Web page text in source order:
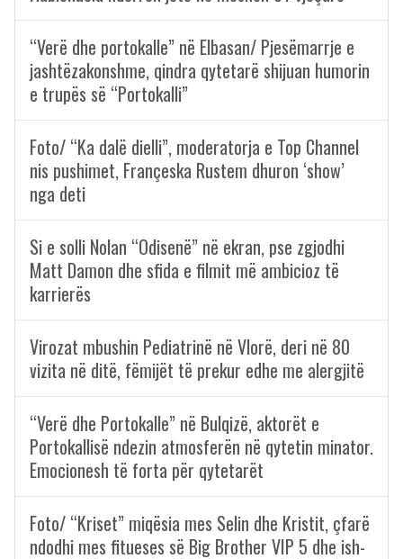
“Verë dhe portokalle” në Elbasan/ Pjesëmarrje e
jashtëzakonshme, qindra qytetarë shijuan humorin
e trupës së “Portokalli”
Foto/ “Ka dalë dielli”, moderatorja e Top Channel
nis pushimet, Françeska Rustem dhuron ‘show’
nga deti
Si e solli Nolan “Odisenë” në ekran, pse zgjodhi
Matt Damon dhe sfida e filmit më ambicioz të
karrierës
Virozat mbushin Pediatrinë në Vlorë, deri në 80
vizita në ditë, fëmijët të prekur edhe me alergjitë
“Verë dhe Portokalle” në Bulqizë, aktorët e
Portokallisë ndezin atmosferën në qytetin minator.
Emocionesh të forta për qytetarët
Foto/ “Kriset” miqësia mes Selin dhe Kristit, çfarë
ndodhi mes fitueses së Big Brother VIP 5 dhe ish-